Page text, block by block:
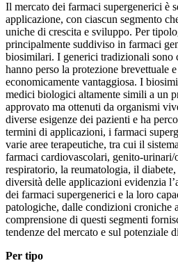
Il mercato dei farmaci supergenerici è
applicazione, con ciascun segmento
uniche di crescita e sviluppo. Per
principalmente suddiviso in farmaci
biosimilari. I generici tradizionali sono
hanno perso la protezione brevettuale
economicamente vantaggiosa. I
medici biologici altamente simili a un
approvato ma ottenuti da organismi
diverse esigenze dei pazienti e ha
termini di applicazioni, i farmaci
varie aree terapeutiche, tra cui il
farmaci cardiovascolari, genito-urinari/
respiratorio, la reumatologia, il
diversità delle applicazioni evidenzia
dei farmaci supergenerici e la loro
patologiche, dalle condizioni croniche
comprensione di questi segmenti
tendenze del mercato e sul potenziale
Per tipo